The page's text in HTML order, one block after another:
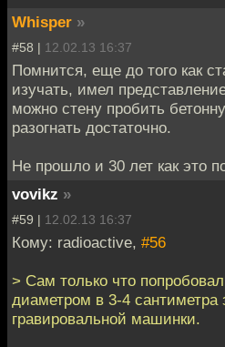
Whisper »
#58 | 12.02.13 16:37
Помнится, еще до того как
изучать, имел
можно стену пробить
разогнать достаточно.
Не прошло и 30 лет как это
vovikz »
#59 | 12.02.13 16:37
Кому: radioactive, #56
> Сам только что
диаметром в 3-4 сантиметра
гравировальной машинки.